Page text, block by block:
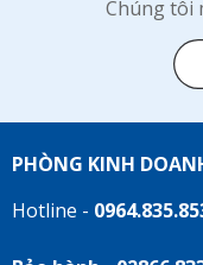
Chúng tôi
PHÒNG KINH
Hotline -